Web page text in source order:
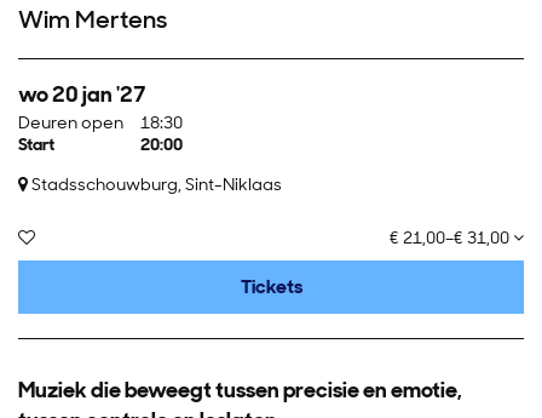
Wim Mertens
wo 20 jan '27
Deuren open
18:30
Start
20:00
Stadsschouwburg, Sint-Niklaas
€ 21,00–€ 31,00
Tickets
Muziek die beweegt tussen precisie en emotie,